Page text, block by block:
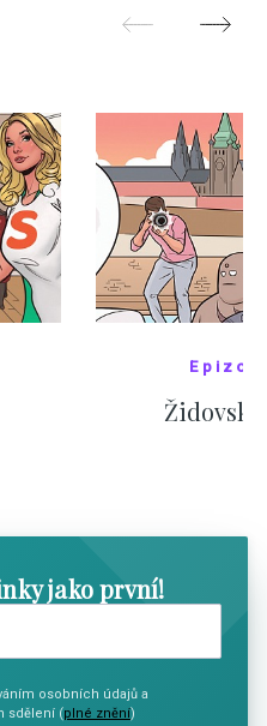
jako první!
osobních údajů a
sdělení (plné znění)